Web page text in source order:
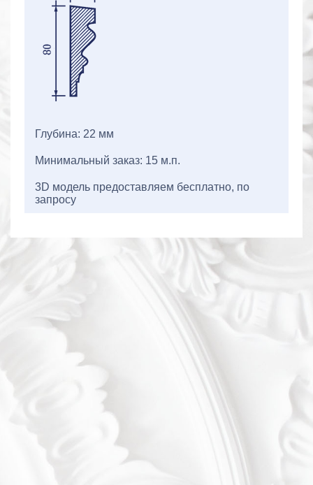
Глубина: 22 мм
Минимальный заказ: 15 м.п.
3D модель предоставляем бесплатно, по
запросу